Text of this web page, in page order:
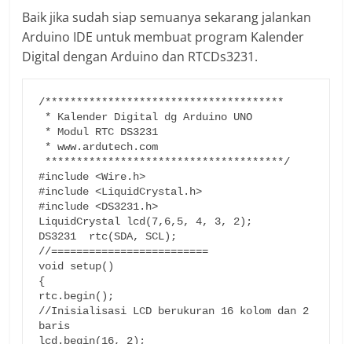
Baik jika sudah siap semuanya sekarang jalankan
Arduino IDE untuk membuat program Kalender
Digital dengan Arduino dan RTCDs3231.
/**************************************
#include <Wire.h>
#include <LiquidCrystal.h>
#include <DS3231.h>
LiquidCrystal lcd(7,6,5, 4, 3, 2);
DS3231  rtc(SDA, SCL);
//=========================
void setup()
{
rtc.begin();
//Inisialisasi LCD berukuran 16 kolom dan 2
baris
lcd.begin(16, 2);